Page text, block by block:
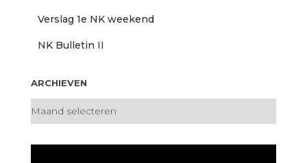
Verslag 1e NK weekend
NK Bulletin II
ARCHIEVEN
A